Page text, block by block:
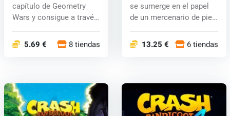
capítulo de Geometry
Wars y consigue a través
5.69 € 8 tiendas
se sumerge en el papel
de un mercenario de pie
13.25 € 6 tiendas